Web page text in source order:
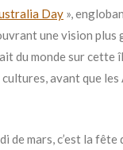
Day »,
une vision plus
du monde sur cette
avant que les
de mars, c’est la